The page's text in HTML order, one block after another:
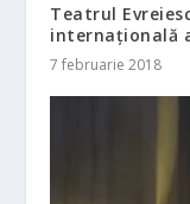
Teatrul
internaţională
7 februarie 2018